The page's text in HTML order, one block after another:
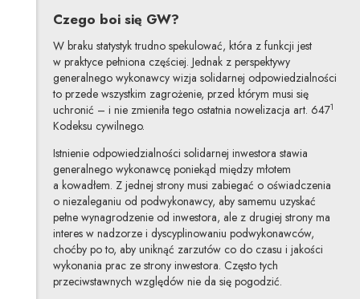
Czego boi się GW?
W braku statystyk trudno spekulować, która z funkcji jest
w praktyce pełniona częściej. Jednak z perspektywy
generalnego wykonawcy wizja solidarnej odpowiedzialności
to przede wszystkim zagrożenie, przed którym musi się
uchronić – i nie zmieniła tego ostatnia nowelizacja art. 6471
Kodeksu cywilnego.
Istnienie odpowiedzialności solidarnej inwestora stawia
generalnego wykonawcę poniekąd między młotem
a kowadłem. Z jednej strony musi zabiegać o oświadczenia
o niezaleganiu od podwykonawcy, aby samemu uzyskać
pełne wynagrodzenie od inwestora, ale z drugiej strony ma
interes w nadzorze i dyscyplinowaniu podwykonawców,
choćby po to, aby uniknąć zarzutów co do czasu i jakości
wykonania prac ze strony inwestora. Często tych
przeciwstawnych względów nie da się pogodzić.